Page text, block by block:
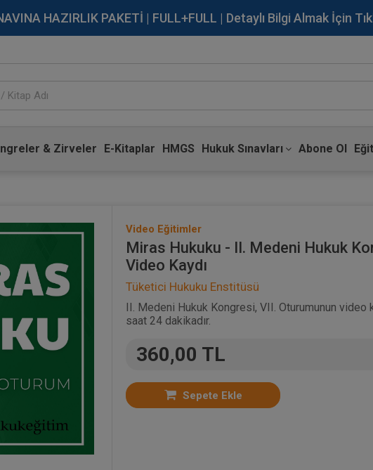
HAZIRLIK PAKETİ | FULL+FULL | Detaylı Bilgi Almak İçin
& Zirveler E-Kitaplar HMGS Hukuk Sınavları Abone Ol
Video Eğitimler
Miras Hukuku - II. Medeni Hukuk
Video Kaydı
Tüketici Hukuku Enstitüsü
II. Medeni Hukuk Kongresi, VII. Oturumunun video
saat 24 dakikadır.
360,00 TL
Sepete Ekle